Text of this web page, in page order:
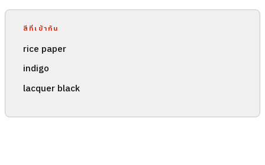
สีที่เข้ากัน
rice paper
indigo
lacquer black